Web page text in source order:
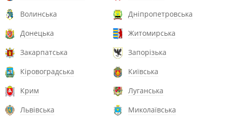
Волинська
Дніпропетровська
Донецька
Житомирська
Закарпатська
Запорізька
Кіровоградська
Київська
Крим
Луганська
Львівська
Миколаївська